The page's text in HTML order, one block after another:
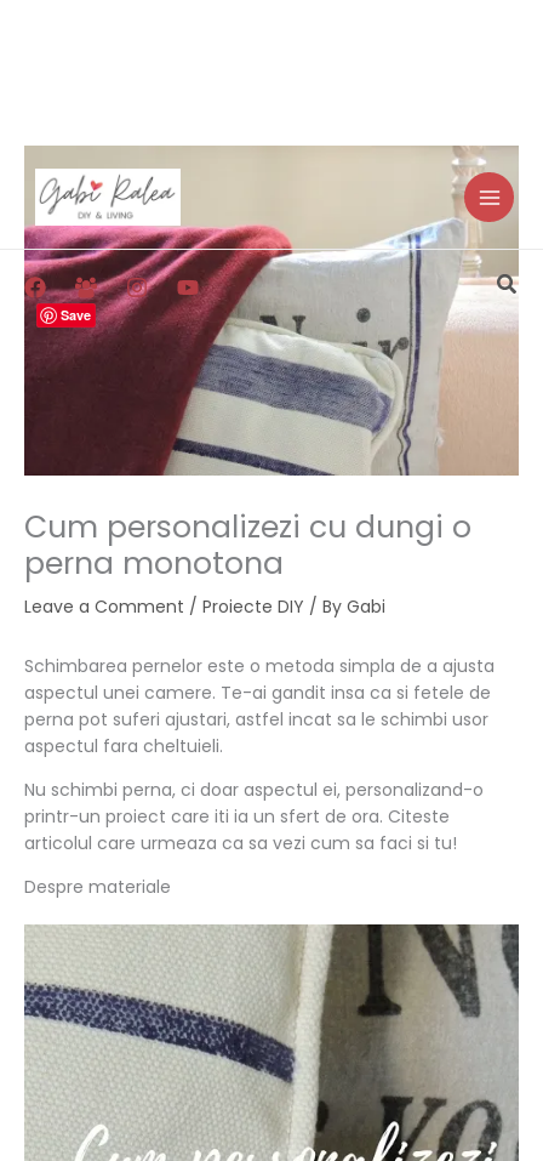
content
Cum personalizezi cu dungi o
perna monotona
Leave a Comment / Proiecte DIY / By Gabi
Schimbarea pernelor este o metoda simpla de a ajusta
aspectul unei camere. Te-ai gandit insa ca si fetele de
perna pot suferi ajustari, astfel incat sa le schimbi usor
aspectul fara cheltuieli.
Nu schimbi perna, ci doar aspectul ei, personalizand-o
printr-un proiect care iti ia un sfert de ora. Citeste
articolul care urmeaza ca sa vezi cum sa faci si tu!
Despre materiale
Save